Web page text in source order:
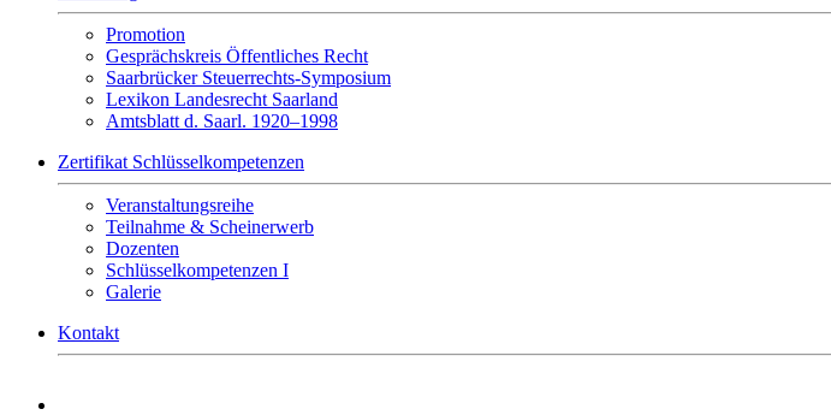
Promotion
Gesprächskreis Öffentliches Recht
Saarbrücker Steuerrechts-Symposium
Lexikon Landesrecht Saarland
Amtsblatt d. Saarl. 1920–1998
Zertifikat Schlüsselkompetenzen
Veranstaltungsreihe
Teilnahme & Scheinerwerb
Dozenten
Schlüsselkompetenzen I
Galerie
Kontakt